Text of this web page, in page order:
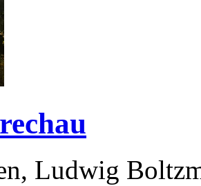
Ludwig